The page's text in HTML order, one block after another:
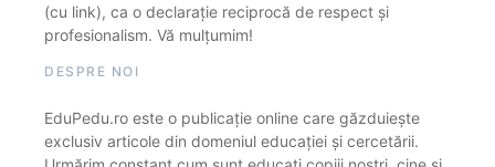
(cu link), ca o declarație reciprocă de respect și
profesionalism. Vă mulțumim!
DESPRE NOI
EduPedu.ro este o publicație online care găzduiește
exclusiv articole din domeniul educației și cercetării.